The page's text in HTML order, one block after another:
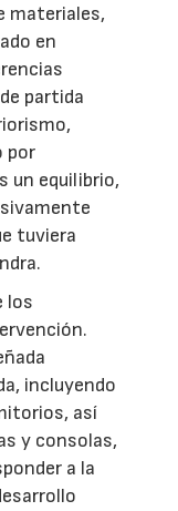
materiales,
en
partida
por
un equilibrio,
tuviera
los
incluyendo
así
y consolas,
a la